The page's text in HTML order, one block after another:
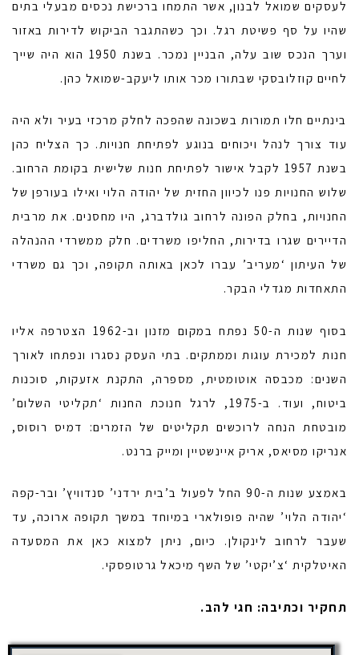
לעסקים שמואל לבנון, אשר התמחו ברכישת נכסים מבעלי בתים
שהיו על סף פשיטת רגל. וכך כשהתגבר הביקוש לדירות באזור
וערך הנכס שוב עלה, הבניין נמכר. בשנת 1950 הוא היה שייך
לחיים קוזלובסקי שבתורו מכר אותו ליעקב-שמואל כהן.
בינתיים חלו תמורות בשכונה שהפכה לחלק מרכזי בעיר ולא היה
עוד צורך לנהל ויכוחים בנוגע לפתיחת חנויות. כך הצליח כהן
בשנת 1957 לקבל אישור לפתיחת חנות שלישית בקומת הרחוב.
שלוש החנויות פנו לכיוון החזית של יהודה הלוי ואילו בעורפן של
החנויות, בחלק הפונה לרחוב גולדברג, היו מחסנים. את מרבית
הדיירים שגרו בדירות, החליפו משרדים. חלק ממשרדי ההנהלה
של העיתון ‘מעריב’ עברו לכאן באותה תקופה, וכך גם משרדי
התאחדות מגדלי הבקר.
בסוף שנות ה-50 נפתח במקום מזנון וב-1962 הצטרפה אליו
חנות למכירת עוגות וממתקים. בתי העסק נסגרו ונפתחו לאורך
השנים: מכבסה אוטומטית, מספרה, התקנת אזעקות, סוכנות
ביטוח, ועוד. ב-1975, לרגל חנוכת החנות ‘תקליטי השלום’
מובטחת הנחה לרוכשים תקליטים של הזמרים: דמיס רוסוס,
אנריקו מסיאס, אריק איינשטיין ומייק ברנט.
באמצע שנות ה-90 החל לפעול ב’בית ירדני’ סנדוויץ’ ובר-קפה
‘יהודה הלוי’ שהיה פופולארי במיוחד במשך תקופה ארוכה, עד
שעבר לרחוב לינקולן. כיום, ניתן למצוא כאן את המסעדה
האיטלקית ‘צ’יקטי’ של השף מיכאל גרטופסקי.
תחקיר וכתיבה: חגי להב.